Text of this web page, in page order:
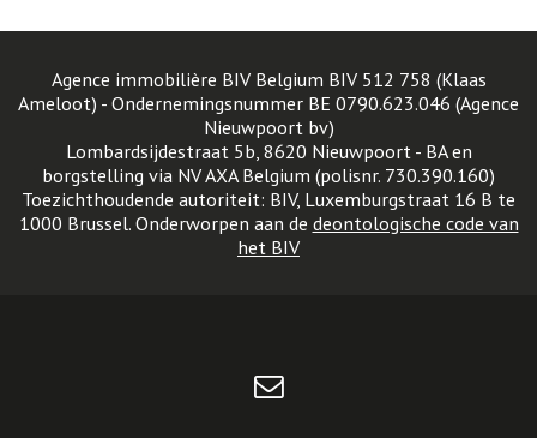
Agence immobilière BIV Belgium BIV 512 758 (Klaas
Ameloot) - Ondernemingsnummer BE 0790.623.046 (Agence
Nieuwpoort bv)
Lombardsijdestraat 5b, 8620 Nieuwpoort - BA en
borgstelling via NV AXA Belgium (polisnr. 730.390.160)
Toezichthoudende autoriteit: BIV, Luxemburgstraat 16 B te
1000 Brussel. Onderworpen aan de deontologische code van
het BIV